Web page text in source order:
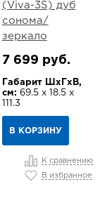
(Viva-3S) дуб
сонома/
зеркало
7 699 руб.
Габарит ШхГхВ,
см: 69.5 х 18.5 х
111.3
В КОРЗИНУ
К сравнению
В избранное